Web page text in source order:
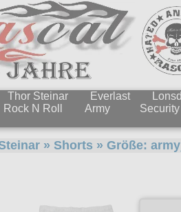
Thor Steinar Everlast
Rock N Roll Army Security
» Shorts » Größe: army_